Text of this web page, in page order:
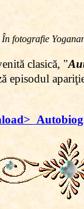
În fotografie
clasică, "
episodul
>